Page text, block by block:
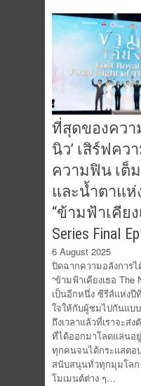
ที่สุดของควา
นิว’ เสิร์ฟคว
ความฟิน เต็
และน้ำตาแห่
“ข้ามฟ้าเคียง
Series Final
6 August 2025
ปิดฉากความอลังการ
“ข้ามฟ้าเคียงเธอ The
เป็นอีกหนึ่ง ซีรีส์แห่ง
ใจให้กับผู้ชมไปกันแบบ
ถึงเวลาแล้วที่เราจะส่
ที่ได้ออกมาโลดแล่นอ
ทุกคนจนได้กระแสตอ
สนับสนุนทั่วทุกมุมโล
โมเมนต์ต่าง ๆ…